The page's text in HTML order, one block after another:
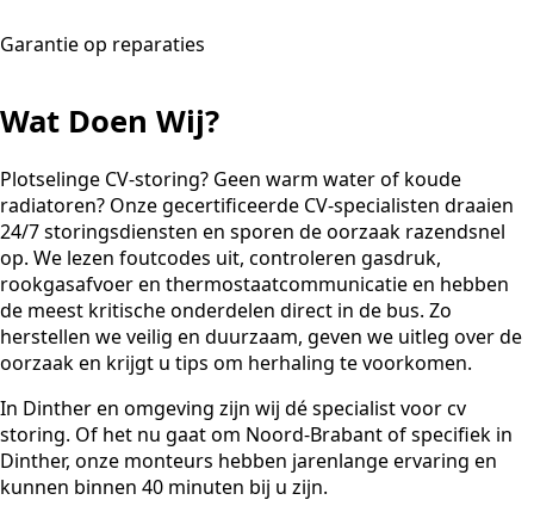
Garantie op reparaties
Wat Doen Wij?
Plotselinge CV-storing? Geen warm water of koude
radiatoren? Onze gecertificeerde CV-specialisten draaien
24/7 storingsdiensten en sporen de oorzaak razendsnel
op. We lezen foutcodes uit, controleren gasdruk,
rookgasafvoer en thermostaatcommunicatie en hebben
de meest kritische onderdelen direct in de bus. Zo
herstellen we veilig en duurzaam, geven we uitleg over de
oorzaak en krijgt u tips om herhaling te voorkomen.
In Dinther en omgeving zijn wij dé specialist voor cv
storing. Of het nu gaat om Noord-Brabant of specifiek in
Dinther, onze monteurs hebben jarenlange ervaring en
kunnen binnen 40 minuten bij u zijn.